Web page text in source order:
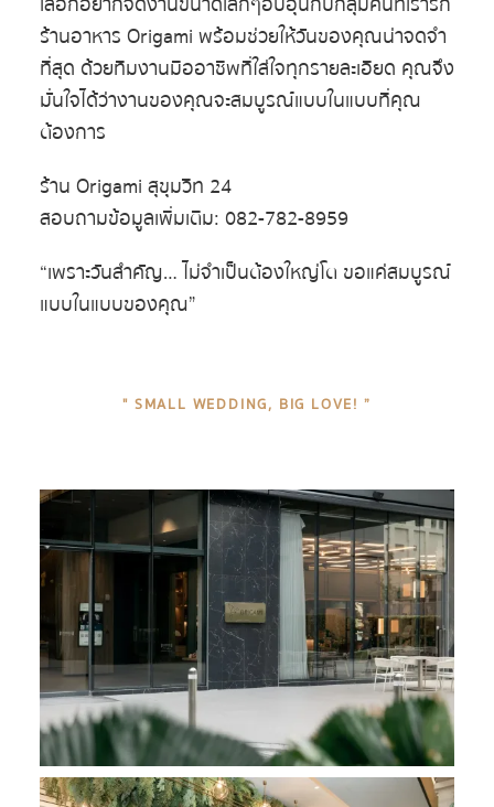
ร้านอาหาร Origami พร้อมช่วยให้วันของคุณน่าจดจำ
ที่สุด ด้วยทีมงานมืออาชีพที่ใส่ใจทุกรายละเอียด คุณจึง
มั่นใจได้ว่างานของคุณจะสมบูรณ์แบบในแบบที่คุณ
ต้องการ
ร้าน Origami สุขุมวิท 24
สอบถามข้อมูลเพิ่มเติม: 082-782-8959
“เพราะวันสำคัญ… ไม่จำเป็นต้องใหญ่โต ขอแค่สมบูรณ์
แบบในแบบของคุณ”
" SMALL WEDDING, BIG LOVE! ”